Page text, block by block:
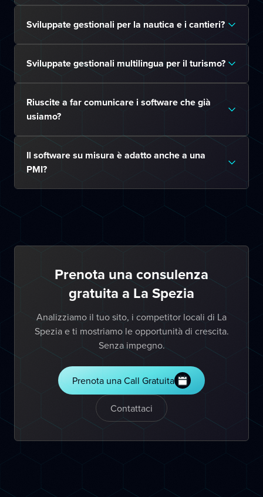
Sviluppate gestionali per la nautica e i cantieri?
Sviluppate gestionali multilingua per il turismo?
Riuscite a far comunicare i software che già
usiamo?
Il software su misura è adatto anche a una
PMI?
Prenota una consulenza
gratuita a La Spezia
Analizziamo il tuo sito, i competitor locali di La
Spezia e ti mostriamo le opportunità di crescita.
Senza impegno.
Prenota una Call Gratuita
Contattaci